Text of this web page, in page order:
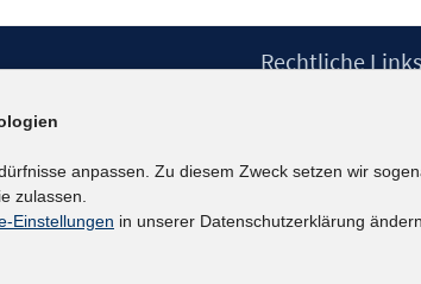
Rechtliche Links
Erklärung zur
anpassen. Zu diesem Zweck setzen wir
zulassen.
Einstellungen in unserer Datenschutzerklärung